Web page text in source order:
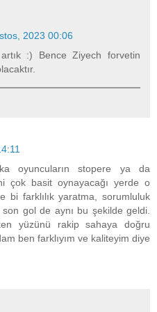
2023 00:06
:) Bence Ziyech forvetin
oyuncuların stopere ya da
çok basit oynayacağı yerde o
bi farklılık yaratma, sorumluluk
gol de aynı bu şekilde geldi.
yüzünü rakip sahaya doğru
ben farklıyım ve kaliteyim diye